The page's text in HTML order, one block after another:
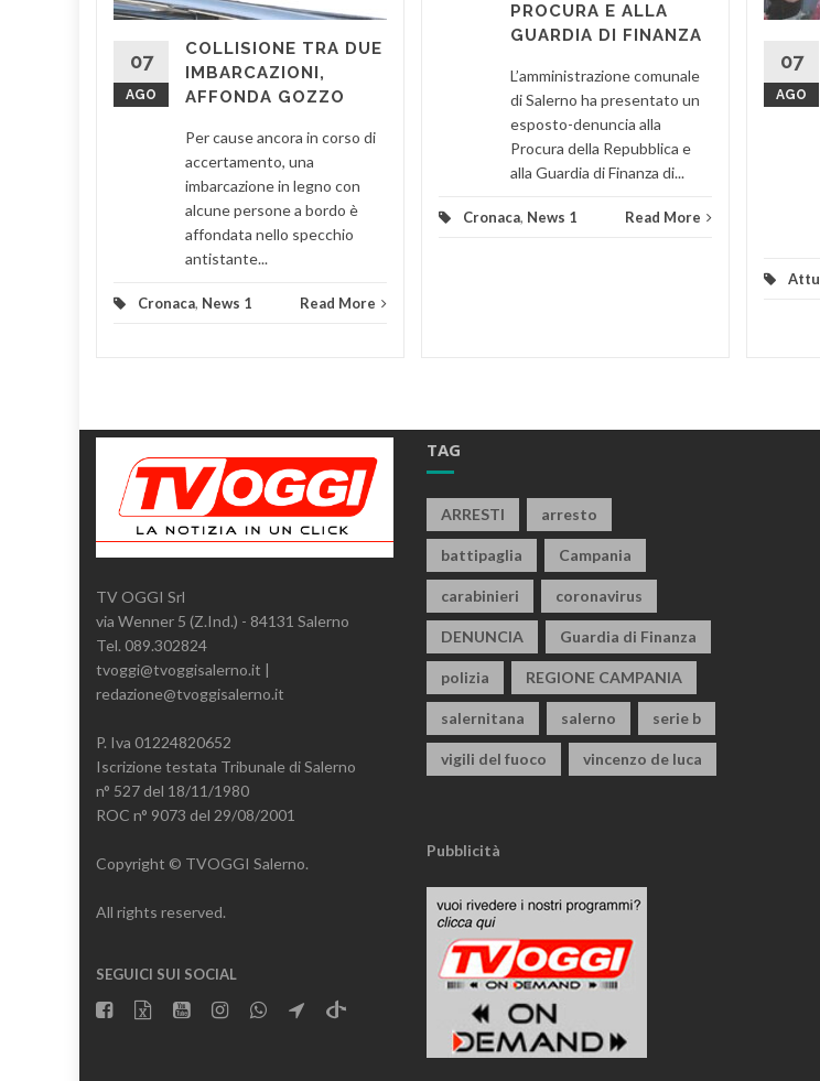
07
AGO
COLLISIONE TRA DUE
IMBARCAZIONI,
AFFONDA GOZZO
Per cause ancora in corso di
accertamento, una
imbarcazione in legno con
alcune persone a bordo è
affondata nello specchio
antistante...
Cronaca, News 1 Read More
PROCURA E ALLA
GUARDIA DI FINANZA
L’amministrazione comunale
di Salerno ha presentato un
esposto-denuncia alla
Procura della Repubblica e
alla Guardia di Finanza di...
Cronaca, News 1 Read More
07
AGO
TV OGGI Srl
via Wenner 5 (Z.Ind.) - 84131 Salerno
Tel. 089.302824
tvoggi@tvoggisalerno.it |
redazione@tvoggisalerno.it
P. Iva 01224820652
Iscrizione testata Tribunale di Salerno
n° 527 del 18/11/1980
ROC n° 9073 del 29/08/2001
Copyright © TVOGGI Salerno.
All rights reserved.
SEGUICI SUI SOCIAL
TAG
ARRESTI arresto
battipaglia Campania
carabinieri coronavirus
DENUNCIA Guardia di Finanza
polizia REGIONE CAMPANIA
salernitana salerno serie b
vigili del fuoco vincenzo de luca
Pubblicità